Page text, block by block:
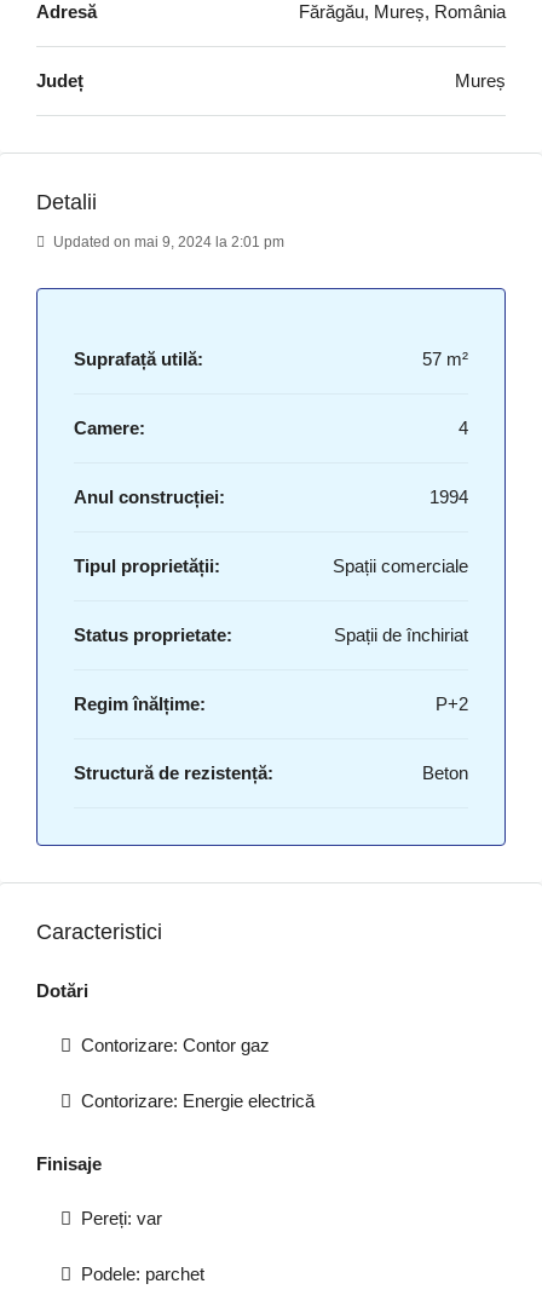
Adresă Fărăgău, Mureș, România
Județ Mureș
Detalii
Updated on mai 9, 2024 la 2:01 pm
Suprafață utilă: 57 m²
Camere: 4
Anul construcției: 1994
Tipul proprietății: Spații comerciale
Status proprietate: Spații de închiriat
Regim înălțime: P+2
Structură de rezistență: Beton
Caracteristici
Dotări
Contorizare: Contor gaz
Contorizare: Energie electrică
Finisaje
Pereți: var
Podele: parchet